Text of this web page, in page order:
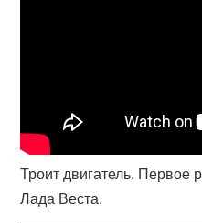
Троит двигатель.
Лада Веста.